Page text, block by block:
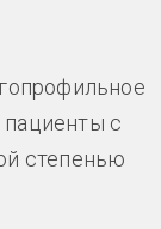
с
степенью